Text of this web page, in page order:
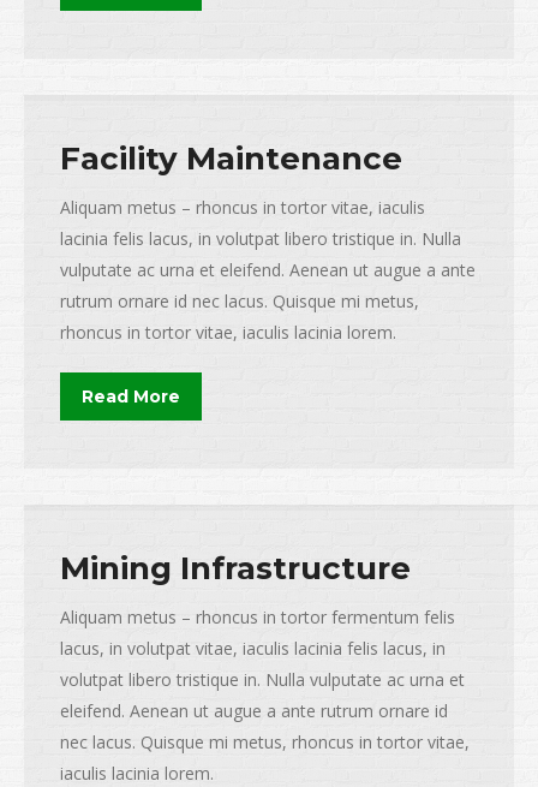
Facility Maintenance
Aliquam metus – rhoncus in tortor vitae, iaculis
lacinia felis lacus, in volutpat libero tristique in. Nulla
vulputate ac urna et eleifend. Aenean ut augue a ante
rutrum ornare id nec lacus. Quisque mi metus,
rhoncus in tortor vitae, iaculis lacinia lorem.
Read More
Mining Infrastructure
Aliquam metus – rhoncus in tortor fermentum felis
lacus, in volutpat vitae, iaculis lacinia felis lacus, in
volutpat libero tristique in. Nulla vulputate ac urna et
eleifend. Aenean ut augue a ante rutrum ornare id
nec lacus. Quisque mi metus, rhoncus in tortor vitae,
iaculis lacinia lorem.